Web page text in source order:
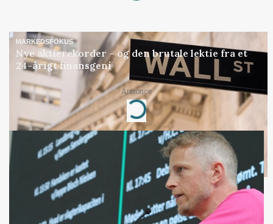
MARKEDSFOKUS
Nye aktierekorder – og den brutale lektie fra et
24-årigt finansgeni
Annonce
Loading...